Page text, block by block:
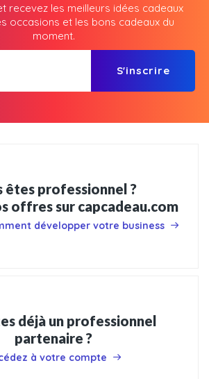
recevez les meilleurs idées cadeaux
occasions et les bons cadeaux du
moment.
S'inscrire
êtes professionnel ?
offres sur capcadeau.com
développer votre business
déjà un professionnel
partenaire ?
à votre compte